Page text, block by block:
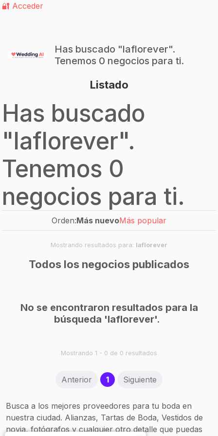
🔐 Acceder
Has buscado "laflorever".
Tenemos 0 negocios para ti.
Listado
Has buscado
"laflorever".
Tenemos 0
negocios para ti.
Orden:Más nuevoMás popular
Mostrando resultados para: laflorever
Todos los negocios publicados
No se encontraron resultados para la
búsqueda 'laflorever'.
Mostrando 1 - 0 de 0 resultados
Anterior 1(current)
Siguiente
Busca a los mejores proveedores para tu boda en
nuestra ciudad. Alianzas, Tartas de Boda, Vestidos de
novia, fotógrafos y cualquier otro detalle que puedas